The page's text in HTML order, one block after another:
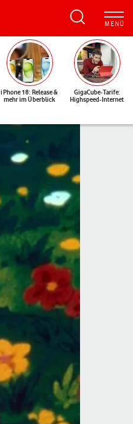
iPhone 18: Release &
mehr im Überblick
GigaCube-Tarife:
Highspeed-Internet